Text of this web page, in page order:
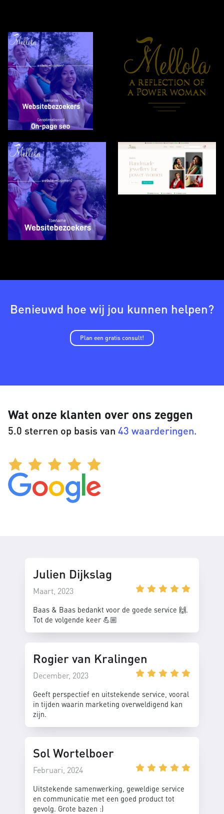
Benieuwd hoe wij jou kunnen helpen?
Plan een gratis consult!
Wat onze klanten over ons zeggen
5.0 sterren op basis van 43 waarderingen.
Julien Dijkslag
Maart, 2023
Baas & Baas bedankt voor de goede service 🙌.
Tot de volgende keer 💪🏼
Rogier van Kralingen
December, 2023
Geeft perspectief en uitstekende service, vooral
in tijden waarin marketing overweldigend kan
zijn.
Sol Wortelboer
Februari, 2024
Uitstekende samenwerking, geweldige service
en communicatie met een goed product tot
gevolg. Grote bazen :)